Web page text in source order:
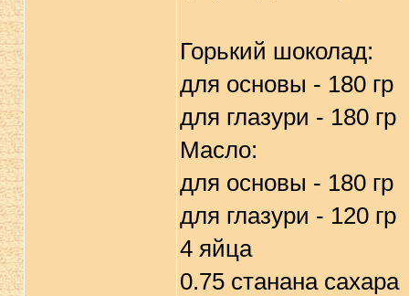
Горький шоколад:
для основы - 180 гр
для глазури - 180 гр
Масло:
для основы - 180 гр
для глазури - 120 гр
4 яйца
0.75 станана сахара